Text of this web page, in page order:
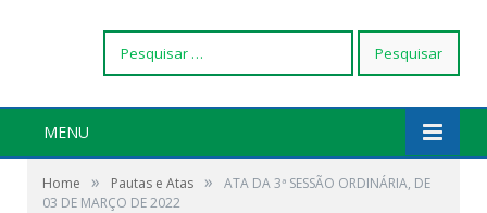
por:
MENU
Home » Pautas e Atas »
ATA DA 3ª SESSÃO ORDINÁRIA, DE
03 DE MARÇO DE 2022